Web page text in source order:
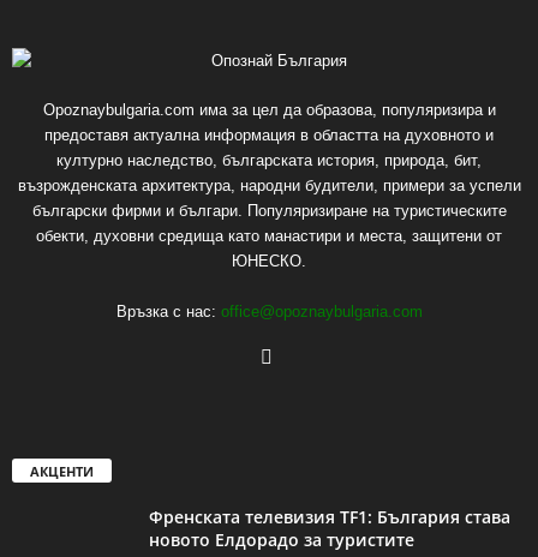
Opoznaybulgaria.com има за цел да образова, популяризира и
предоставя актуална информация в областта на духовното и
културно наследство, българската история, природа, бит,
възрожденската архитектура, народни будители, примери за успели
български фирми и българи. Популяризиране на туристическите
обекти, духовни средища като манастири и места, защитени от
ЮНЕСКО.
Връзка с нас: office@opoznaybulgaria.com
АКЦЕНТИ
Френската телевизия TF1: България става
новото Елдорадо за туристите